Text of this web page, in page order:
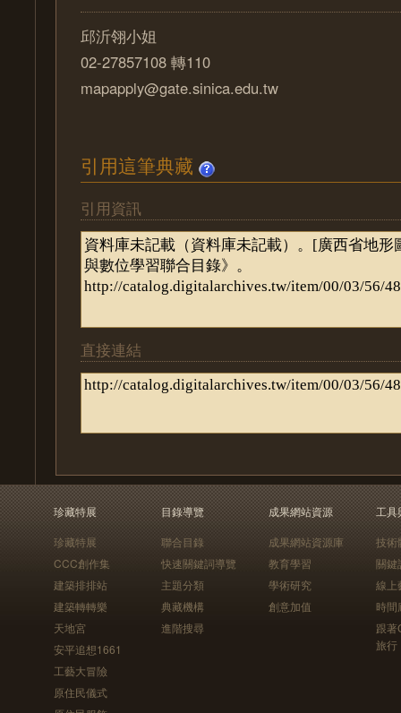
邱沂翎小姐
02-27857108 轉110
mapapply@gate.sinica.edu.tw
引用這筆典藏
引用資訊
直接連結
珍藏特展
珍藏特展
CCC創作集
建築排排站
建築轉轉樂
天地宮
安平追想1661
工藝大冒險
原住民儀式
目錄導覽
聯合目錄
快速關鍵詞導覽
主題分類
典藏機構
進階搜尋
成果網站資源
成果網站資源庫
教育學習
學術研究
創意加值
工具
技術
關鍵
線上
時間
跟
旅行